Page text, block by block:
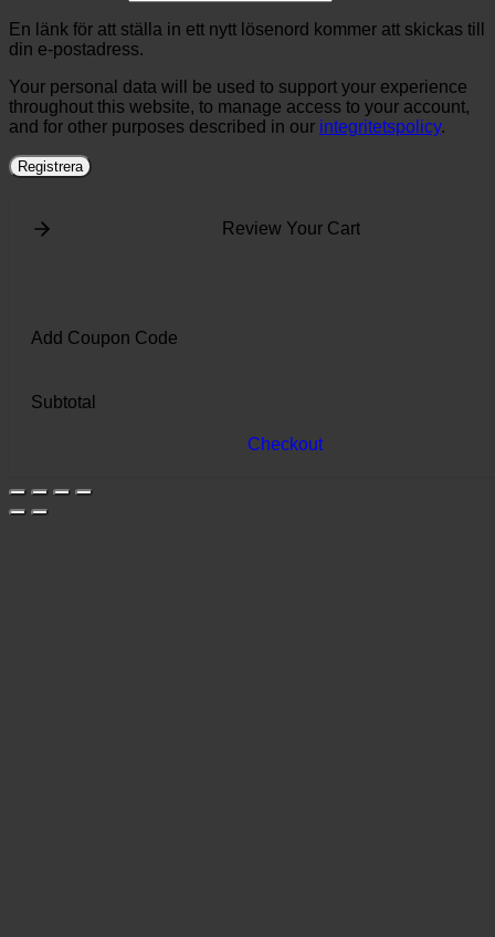
En länk för att ställa in ett nytt lösenord kommer att skickas till
din e-postadress.
Your personal data will be used to support your experience
throughout this website, to manage access to your account,
and for other purposes described in our integritetspolicy.
Registrera
Review Your Cart
Add Coupon Code
Subtotal
Checkout